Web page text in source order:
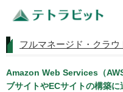
フルマネージド・クラ
Amazon Web Services（
ブサイトやECサイトの構築に